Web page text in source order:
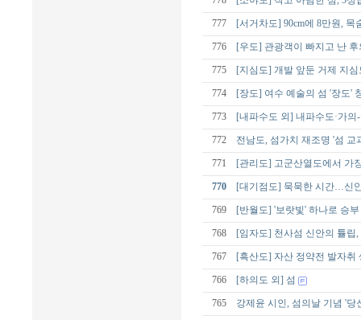
777 [서거차도] 90cm에 8만원,
776 [우도] 관광객이 빠지고 난 후
775 [지심도] 개발 앞둔 거제 지
774 [장도] 여수 예술의 섬 '장도'
773 [내파수도 외] 내파수도·가의
772 전남도, 섬가치 재조명 '섬 교
771 [관리도] 고군산열도에서 가
770 [대기점도] 묵묵한 시간…신
769 [반월도] '보랏빛' 하나로 승
768 [임자도] 천사섬 신안의 튤립
767 [흑산도] 자산 정약전 발자취
766 [하의도 외] 섬
765 강제윤 시인, 섬의날 기념 '당